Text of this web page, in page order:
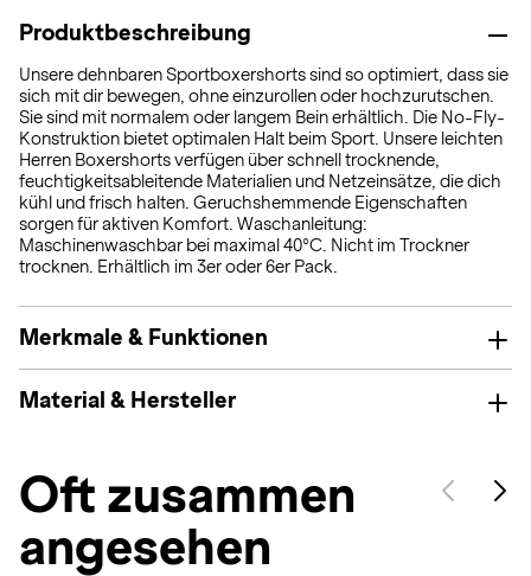
Produktbeschreibung
Unsere dehnbaren Sportboxershorts sind so optimiert, dass sie
sich mit dir bewegen, ohne einzurollen oder hochzurutschen.
Sie sind mit normalem oder langem Bein erhältlich. Die No-Fly-
Konstruktion bietet optimalen Halt beim Sport. Unsere leichten
Herren Boxershorts verfügen über schnell trocknende,
feuchtigkeitsableitende Materialien und Netzeinsätze, die dich
kühl und frisch halten. Geruchshemmende Eigenschaften
sorgen für aktiven Komfort. Waschanleitung:
Maschinenwaschbar bei maximal 40°C. Nicht im Trockner
trocknen. Erhältlich im 3er oder 6er Pack.
Merkmale & Funktionen
Material & Hersteller
Oft zusammen
angesehen